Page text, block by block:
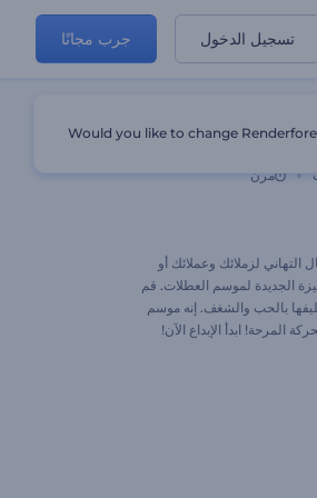
تسجيل الدخول جرب مجانًا
مرن
لزملائك وعملائك أو
الجديدة لموسم العطلات. قم
بالحب والشغف. إنه موسم
المرحة! ابدأ الإبداع الآن!
Would you like to change